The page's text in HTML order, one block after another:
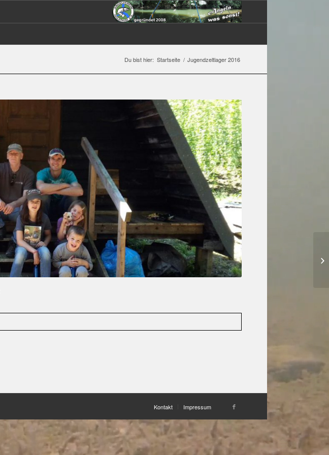
Du bist hier: Startseite / Jugendzeltlager 2016
Kontakt Impressum